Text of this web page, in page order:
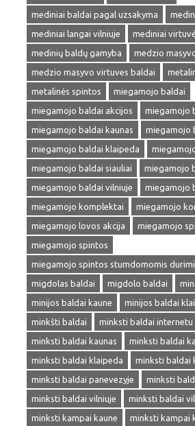
mediniai baldai pagal uzsakyma
mediniai langai vilniuje
mediniai
medinių baldų gamyba
medzio
medzio masyvo virtuves baldai
metalinės spintos
miegamojo baldai
miegamojo baldai akcijos
miegamojo
miegamojo baldai kaunas
miegamojo
miegamojo baldai klaipeda
miegamojo baldai siauliai
miegamojo
miegamojo baldai vilniuje
miegamojo
miegamojo komplektai
miegamojo
miegamojo lovos akcija
miegamojo
miegamojo spintos
miegamojo spintos stumdomomis
migdolas baldai
migdolo baldai
minijos baldai kaune
minijos baldai
minkšti baldai
minksti baldai internetu
minksti baldai kaunas
minksti baldai
minksti baldai klaipeda
minksti baldai
minksti baldai panevezyje
minksti
minksti baldai vilniuje
minksti baldai
minksti kampai kaune
minksti kampai